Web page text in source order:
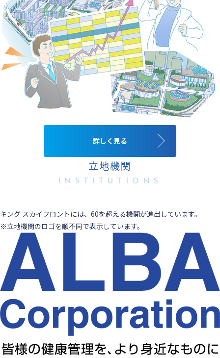
詳しく見る
立地機関
INSTITUTIONS
キング スカイフロントには、60を超える機関が進出しています。
※立地機関のロゴを順不同で表示しています。